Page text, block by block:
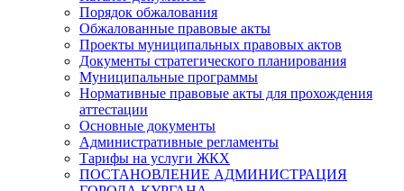
Порядок обжалования
Обжалованные правовые акты
Проекты муниципальных правовых актов
Документы стратегического планирования
Муниципальные программы
Нормативные правовые акты для прохождения
аттестации
Основные документы
Административные регламенты
Тарифы на услуги ЖКХ
ПОСТАНОВЛЕНИЕ АДМИНИСТРАЦИЯ